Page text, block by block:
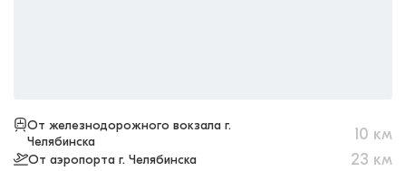
От железнодорожного вокзала г.
Челябинска
10 км
От аэропорта г. Челябинска 23 км